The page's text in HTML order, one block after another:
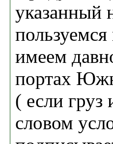
указанный
имеем
портах
( если
словом